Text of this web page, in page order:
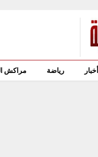
أخبار رياضة مراكش